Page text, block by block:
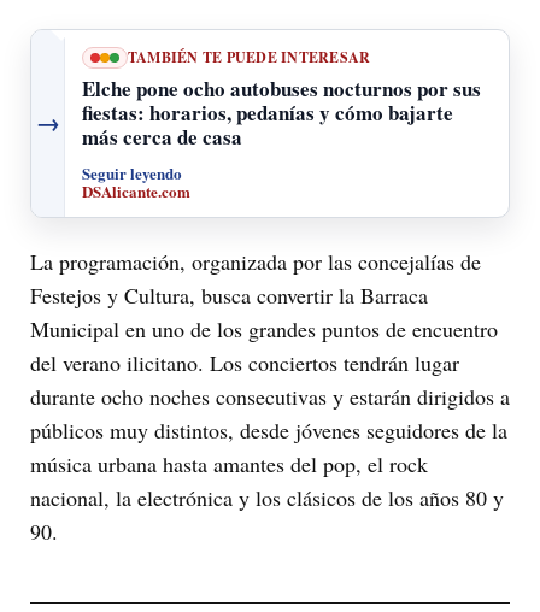
→
TAMBIÉN TE PUEDE INTERESAR
Elche pone ocho autobuses nocturnos por sus
fiestas: horarios, pedanías y cómo bajarte
más cerca de casa
Seguir leyendo
DSAlicante.com
La programación, organizada por las concejalías de
Festejos y Cultura, busca convertir la Barraca
Municipal en uno de los grandes puntos de encuentro
del verano ilicitano. Los conciertos tendrán lugar
durante ocho noches consecutivas y estarán dirigidos a
públicos muy distintos, desde jóvenes seguidores de la
música urbana hasta amantes del pop, el rock
nacional, la electrónica y los clásicos de los años 80 y
90.